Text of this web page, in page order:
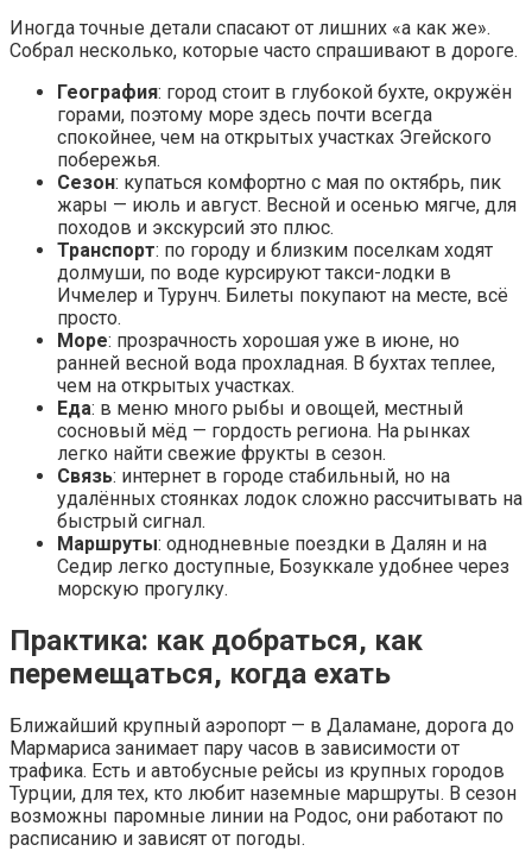
Иногда точные детали спасают от лишних «а как же».
Собрал несколько, которые часто спрашивают в дороге.
География: город стоит в глубокой бухте, окружён
горами, поэтому море здесь почти всегда
спокойнее, чем на открытых участках Эгейского
побережья.
Сезон: купаться комфортно с мая по октябрь, пик
жары — июль и август. Весной и осенью мягче, для
походов и экскурсий это плюс.
Транспорт: по городу и близким поселкам ходят
долмуши, по воде курсируют такси-лодки в
Ичмелер и Турунч. Билеты покупают на месте, всё
просто.
Море: прозрачность хорошая уже в июне, но
ранней весной вода прохладная. В бухтах теплее,
чем на открытых участках.
Еда: в меню много рыбы и овощей, местный
сосновый мёд — гордость региона. На рынках
легко найти свежие фрукты в сезон.
Связь: интернет в городе стабильный, но на
удалённых стоянках лодок сложно рассчитывать на
быстрый сигнал.
Маршруты: однодневные поездки в Далян и на
Седир легко доступные, Бозуккале удобнее через
морскую прогулку.
Практика: как добраться, как
перемещаться, когда ехать
Ближайший крупный аэропорт — в Даламане, дорога до
Мармариса занимает пару часов в зависимости от
трафика. Есть и автобусные рейсы из крупных городов
Турции, для тех, кто любит наземные маршруты. В сезон
возможны паромные линии на Родос, они работают по
расписанию и зависят от погоды.